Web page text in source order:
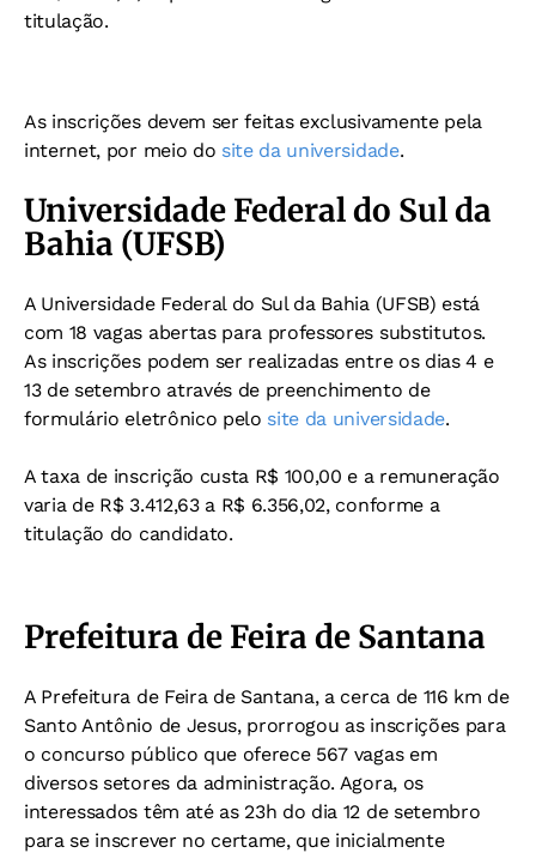
titulação.
As inscrições devem ser feitas exclusivamente pela
internet, por meio do site da universidade.
Universidade Federal do Sul da
Bahia (UFSB)
A Universidade Federal do Sul da Bahia (UFSB) está
com 18 vagas abertas para professores substitutos.
As inscrições podem ser realizadas entre os dias 4 e
13 de setembro através de preenchimento de
formulário eletrônico pelo site da universidade.
A taxa de inscrição custa R$ 100,00 e a remuneração
varia de R$ 3.412,63 a R$ 6.356,02, conforme a
titulação do candidato.
Prefeitura de Feira de Santana
A Prefeitura de Feira de Santana, a cerca de 116 km de
Santo Antônio de Jesus, prorrogou as inscrições para
o concurso público que oferece 567 vagas em
diversos setores da administração. Agora, os
interessados têm até as 23h do dia 12 de setembro
para se inscrever no certame, que inicialmente